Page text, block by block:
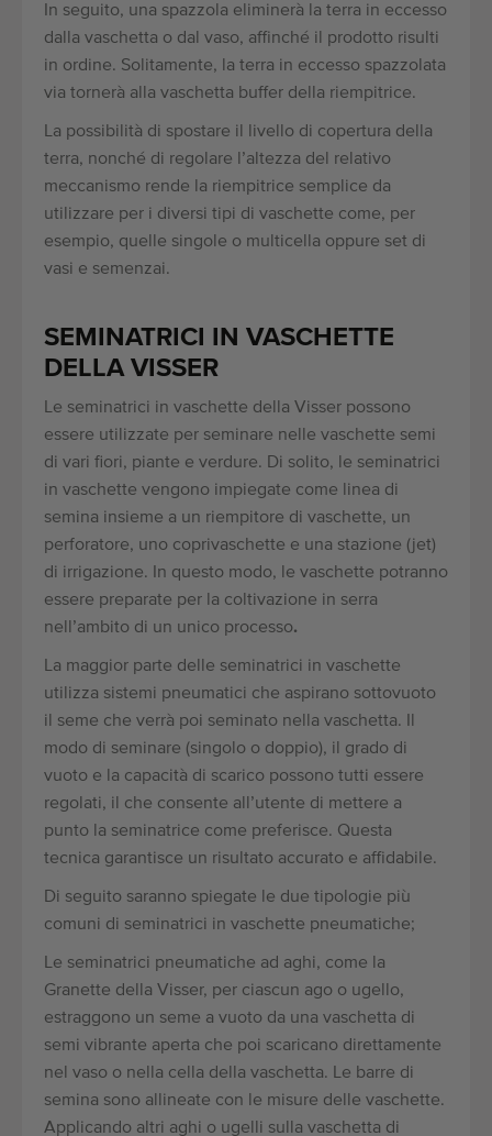
In seguito, una spazzola eliminerà la terra in eccesso
dalla vaschetta o dal vaso, affinché il prodotto risulti
in ordine. Solitamente, la terra in eccesso spazzolata
via tornerà alla vaschetta buffer della riempitrice.
La possibilità di spostare il livello di copertura della
terra, nonché di regolare l’altezza del relativo
meccanismo rende la riempitrice semplice da
utilizzare per i diversi tipi di vaschette come, per
esempio, quelle singole o multicella oppure set di
vasi e semenzai.
SEMINATRICI IN VASCHETTE
DELLA VISSER
Le seminatrici in vaschette della Visser possono
essere utilizzate per seminare nelle vaschette semi
di vari fiori, piante e verdure. Di solito, le seminatrici
in vaschette vengono impiegate come linea di
semina insieme a un riempitore di vaschette, un
perforatore, uno coprivaschette e una stazione (jet)
di irrigazione. In questo modo, le vaschette potranno
essere preparate per la coltivazione in serra
nell’ambito di un unico processo.
La maggior parte delle seminatrici in vaschette
utilizza sistemi pneumatici che aspirano sottovuoto
il seme che verrà poi seminato nella vaschetta. Il
modo di seminare (singolo o doppio), il grado di
vuoto e la capacità di scarico possono tutti essere
regolati, il che consente all’utente di mettere a
punto la seminatrice come preferisce. Questa
tecnica garantisce un risultato accurato e affidabile.
Di seguito saranno spiegate le due tipologie più
comuni di seminatrici in vaschette pneumatiche;
Le seminatrici pneumatiche ad aghi, come la
Granette della Visser, per ciascun ago o ugello,
estraggono un seme a vuoto da una vaschetta di
semi vibrante aperta che poi scaricano direttamente
nel vaso o nella cella della vaschetta. Le barre di
semina sono allineate con le misure delle vaschette.
Applicando altri aghi o ugelli sulla vaschetta di